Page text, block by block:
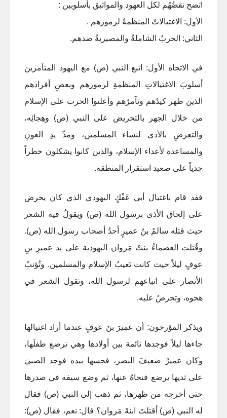
اتضح نقضُهُم لكل العهود والمواثيق بأسلوبين :
الأول: الاغتيالاتُ المنظمةُ لرموزهم .
الثاني: الحربُ الشاملةُ والمصيريةُ ضدهم.
في الاتجاه الأول: اتبع النبي (ص) مع اليهود المتآمرينَ
أسلوبَ الاغتيالاتِ المنظمةِ لرموزهم وبعضِ أفرادهم
الذين ظهر كيدُهم وتآمرُهم وأعلنوا الحرب على الإسلام
من خلال الجهر بالتحريض على النبي (ص) وهِجائِه،
والتعرضِ بالأذى لنساء المسلمين، ومدِّ يدِ العونِ
والمساعدة لأعداء الإسلام، والذين كانوا يشكلون خطراً
جدياً على صعيد استقرار المنطقة.
فقد قام باغتيال أبي عَفْكٍ اليهودي الذي كان يحرض
على إلحاق الأذى برسول الله (ص) ويقولُ فيه الشعر
حيث قتله سالمُ بنُ عميرٍ أحدُ أصحاب رسول الله (ص).
وقُتلت العصماءُ بنتُ مَروان اليهودية على يد عميرِ بنِ
عوفٍ ليلاً حيث كانت تَعيبُ الإسلام والمسلمين. وتُؤنبُ
الأنصار على اتباعهم لرسول الله، وتقول الشعر في
هجوه، وتحرضُ عليه.
ويذكر المؤرخون: أن عميرَ بنَ عوفٍ عندما أراد اغتيالها
جاءها ليلاً فوجدها نائمة بين أولادها وهي ترضع طفلَها،
وكان عميرُ ضعيفَ البصر، فجسها بيده فوجد الصبيَ
على ثديها يرضع فنحاهُ عنها، ثم وضع سيفه في صدرها
حتى أخرجه من ظهرها، ثم ذهب إلى النبي (ص) فقال
له النبي (ص) أقتلتَ ابنةَ مَروان؟ قال: نعم، فقال (ص):